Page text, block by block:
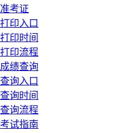
准考证
打印入口
打印时间
打印流程
成绩查询
查询入口
查询时间
查询流程
考试指南